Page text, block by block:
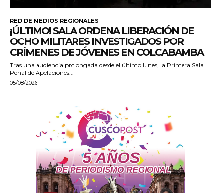
RED DE MEDIOS REGIONALES
¡ÚLTIMO! SALA ORDENA LIBERACIÓN DE
OCHO MILITARES INVESTIGADOS POR
CRÍMENES DE JÓVENES EN COLCABAMBA
Tras una audiencia prolongada desde el último lunes, la Primera Sala
Penal de Apelaciones...
05/08/2026